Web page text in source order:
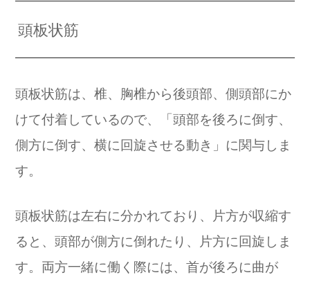
頭板状筋
頭板状筋は、椎、胸椎から後頭部、側頭部にか
けて付着しているので、「頭部を後ろに倒す、
側方に倒す、横に回旋させる動き」に関与しま
す。
頭板状筋は左右に分かれており、片方が収縮す
ると、頭部が側方に倒れたり、片方に回旋しま
す。両方一緒に働く際には、首が後ろに曲が